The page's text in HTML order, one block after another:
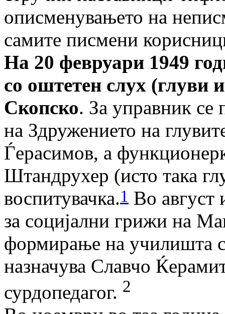
описменувањето на
самите писмени
На 20 февруари 1949
со оштетен слух (глуви
Скопско. За управник се
на Здружението на
Ѓерасимов, а
Штандрухер (исто така
воспитувачка.1 Во август
за социјални грижи на
формирање на училишта
назначува Славчо
сурдопедагог. 2